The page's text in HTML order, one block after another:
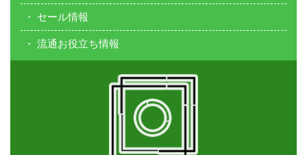
セール情報
流通お役立ち情報